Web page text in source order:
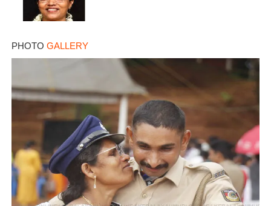
PHOTO GALLERY